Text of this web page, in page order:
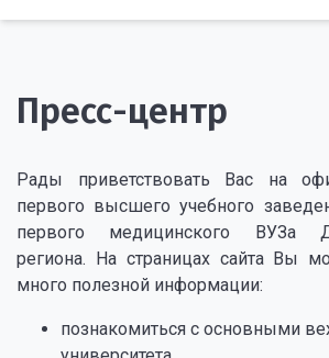
Пресс-центр
Рады приветствовать Вас на
первого высшего учебного
первого медицинского ВУЗа
региона. На страницах сайта Вы
много полезной информации:
познакомиться с основными